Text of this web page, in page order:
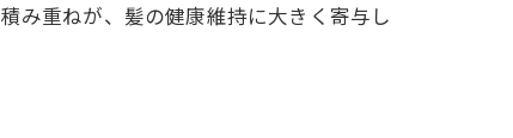
み重ねが、髪の健康維持に大きく寄与し